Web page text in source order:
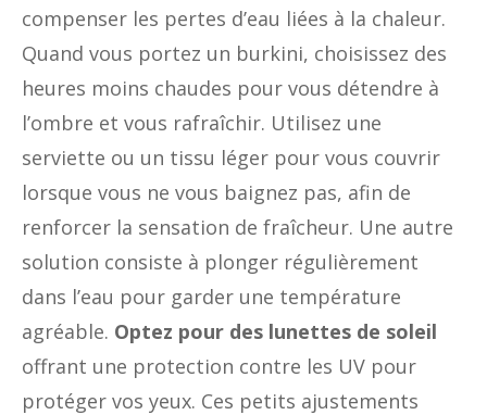
compenser les pertes d’eau liées à la chaleur.
Quand vous portez un burkini, choisissez des
heures moins chaudes pour vous détendre à
l’ombre et vous rafraîchir. Utilisez une
serviette ou un tissu léger pour vous couvrir
lorsque vous ne vous baignez pas, afin de
renforcer la sensation de fraîcheur. Une autre
solution consiste à plonger régulièrement
dans l’eau pour garder une température
agréable. Optez pour des lunettes de soleil
offrant une protection contre les UV pour
protéger vos yeux. Ces petits ajustements